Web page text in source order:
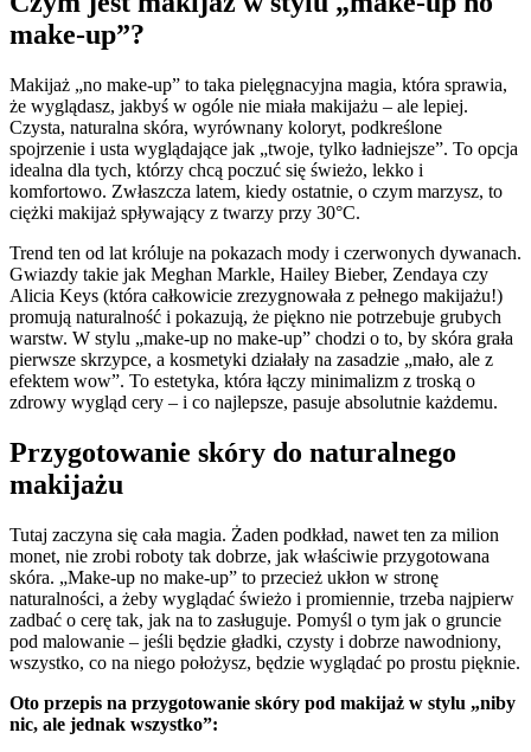
make-up”?
Makijaż „no make-up” to taka pielęgnacyjna magia, która sprawia,
że wyglądasz, jakbyś w ogóle nie miała makijażu – ale lepiej.
Czysta, naturalna skóra, wyrównany koloryt, podkreślone
spojrzenie i usta wyglądające jak „twoje, tylko ładniejsze”. To opcja
idealna dla tych, którzy chcą poczuć się świeżo, lekko i
komfortowo. Zwłaszcza latem, kiedy ostatnie, o czym marzysz, to
ciężki makijaż spływający z twarzy przy 30°C.
Trend ten od lat króluje na pokazach mody i czerwonych dywanach.
Gwiazdy takie jak Meghan Markle, Hailey Bieber, Zendaya czy
Alicia Keys (która całkowicie zrezygnowała z pełnego makijażu!)
promują naturalność i pokazują, że piękno nie potrzebuje grubych
warstw. W stylu „make-up no make-up” chodzi o to, by skóra grała
pierwsze skrzypce, a kosmetyki działały na zasadzie „mało, ale z
efektem wow”. To estetyka, która łączy minimalizm z troską o
zdrowy wygląd cery – i co najlepsze, pasuje absolutnie każdemu.
Przygotowanie skóry do naturalnego
makijażu
Tutaj zaczyna się cała magia. Żaden podkład, nawet ten za milion
monet, nie zrobi roboty tak dobrze, jak właściwie przygotowana
skóra. „Make-up no make-up” to przecież ukłon w stronę
naturalności, a żeby wyglądać świeżo i promiennie, trzeba najpierw
zadbać o cerę tak, jak na to zasługuje. Pomyśl o tym jak o gruncie
pod malowanie – jeśli będzie gładki, czysty i dobrze nawodniony,
wszystko, co na niego położysz, będzie wyglądać po prostu pięknie.
Oto przepis na przygotowanie skóry pod makijaż w stylu „niby
nic, ale jednak wszystko”: